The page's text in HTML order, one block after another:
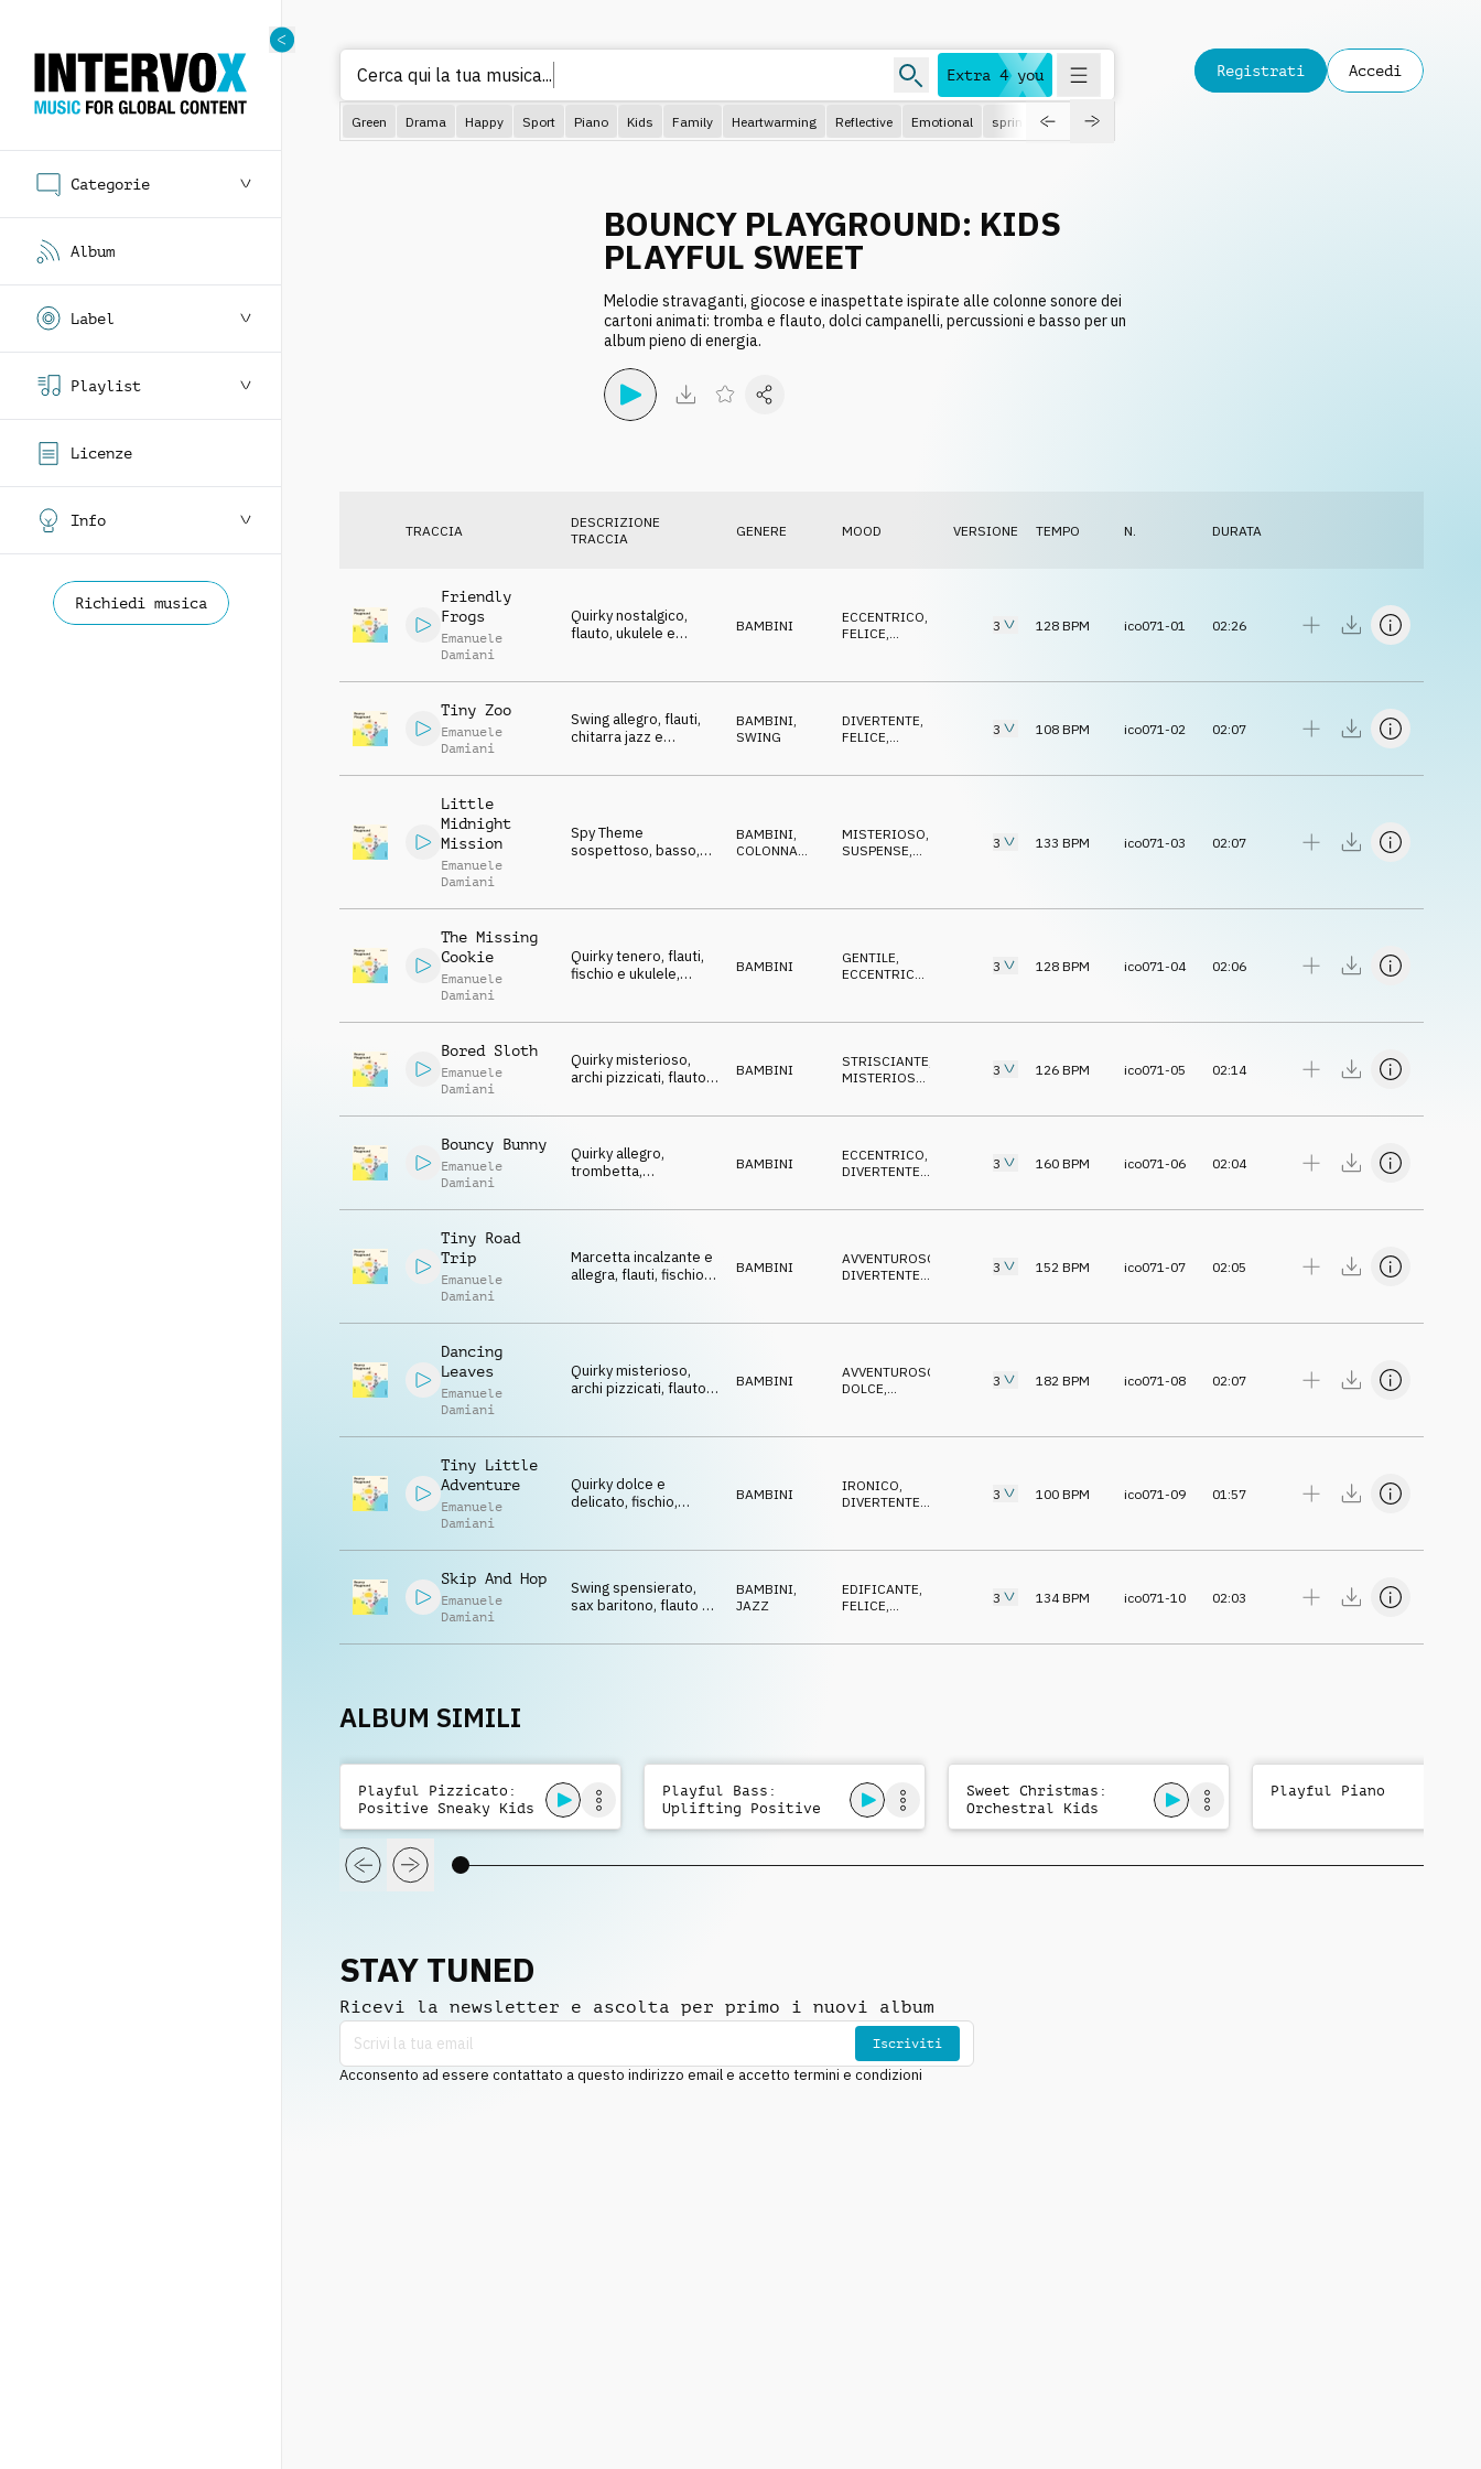
Categorie
Album
Label
Playlist
Licenze
Info
Richiedi musica
Extra 4 you
Cerca qui la tua music
Green Drama Happy Sport Piano Kids Family Heartwarming Reflective Emotional spring
Registrati Accedi
BOUNCY PLAYGROUND: KIDS
PLAYFUL SWEET
Melodie stravaganti, giocose e inaspettate ispirate alle colonne sonore dei
cartoni animati: tromba e flauto, dolci campanelli, percussioni e basso per un
album pieno di energia.
TRACCIA
DESCRIZIONE
TRACCIA
GENERE MOOD VERSIONE TEMPO N. DURATA
Friendly
Frogs
Emanuele
Damiani
Quirky nostalgico,
flauto, ukulele e
BAMBINI ECCENTRICO,
FELICE,
POSITIVO
3 128 BPM ico071-01 02:26
Tiny Zoo
Emanuele
Damiani
Swing allegro, flauti,
chitarra jazz e
e giocoso.
BAMBINI,
SWING
DIVERTENTE,
FELICE,
3 108 BPM ico071-02 02:07
Little
Midnight
Mission
Emanuele
Damiani
Spy Theme
sospettoso, basso,
BAMBINI,
COLONNA
MISTERIOSO,
SUSPENSE,
3 133 BPM ico071-03 02:07
The Missing
Cookie
Emanuele
Damiani
Quirky tenero, flauti,
fischio e ukulele,
BAMBINI GENTILE,
ECCENTRICO
POSITIVO
3 128 BPM ico071-04 02:06
Bored Sloth
Emanuele
Damiani
Quirky misterioso,
archi pizzicati, flauto,
levare, nostalgico e
BAMBINI STRISCIANTE
MISTERIOSO
3 126 BPM ico071-05 02:14
Bouncy Bunny
Emanuele
Damiani
Quirky allegro,
trombetta,
flauti, spensierato e
BAMBINI ECCENTRICO,
DIVERTENTE,
3 160 BPM ico071-06 02:04
Tiny Road
Trip
Emanuele
Damiani
Marcetta incalzante e
allegra, flauti, fischio e
BAMBINI AVVENTUROSO
DIVERTENTE,
IRONICO
3 152 BPM ico071-07 02:05
Dancing
Leaves
Emanuele
Damiani
Quirky misterioso,
archi pizzicati, flauto e
BAMBINI AVVENTUROSO
DOLCE,
DIVERTENTE
3 182 BPM ico071-08 02:07
Tiny Little
Adventure
Emanuele
Damiani
Quirky dolce e
delicato, fischio,
giocattolo, nostalgico.
BAMBINI IRONICO,
DIVERTENTE,
STRISCIANTE
3 100 BPM ico071-09 01:57
Skip And Hop
Emanuele
Damiani
Swing spensierato,
sax baritono, flauto e
e allegro.
BAMBINI,
JAZZ
EDIFICANTE,
FELICE,
3 134BPM ico071-10 02:03
ALBUM SIMILI
Playful Pizzicato:
Positive Sneaky Kids
Playful Bass:
Uplifting Positive
Kids
Sweet Christmas:
Orchestral Kids
Magical
Playful Piano
STAY TUNED
Ricevi la newsletter e ascolta per primo i nuovi album
Iscriviti
Acconsento ad essere contattato a questo indirizzo email e accetto termini e condizioni